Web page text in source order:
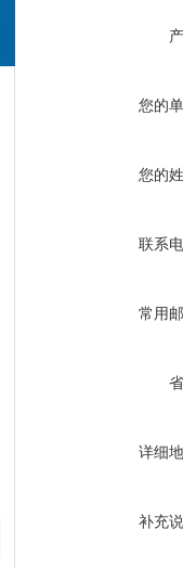
您的
您的
联系
常用
详细
补充